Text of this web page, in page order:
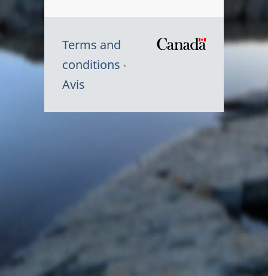
Terms and
conditions
Avis
du